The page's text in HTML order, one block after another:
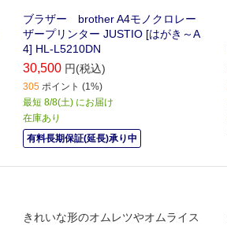
ブラザー brother A4モノクロレー
ザープリンター JUSTIO [はがき～A
4] HL-L5210DN
30,500 円(税込)
305 ポイント (1%)
最短 8/8(土) にお届け
在庫あり
有料長期保証(延長)承り中
きれいな形のオムレツやオムライス